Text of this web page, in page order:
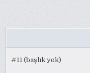
#11 (başlık yok)